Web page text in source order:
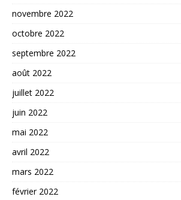
novembre 2022
octobre 2022
septembre 2022
août 2022
juillet 2022
juin 2022
mai 2022
avril 2022
mars 2022
février 2022